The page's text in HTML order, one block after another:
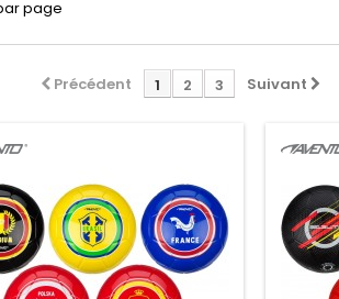
page
Précédent 1 2 3 Suivant